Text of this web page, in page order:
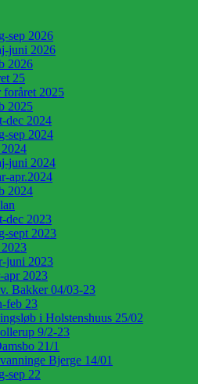
sep 2026
juni 2026
2026
25
2025
2025
dec 2024
sep 2024
juni 2024
apr.2024
2024
dec 2023
sept 2023
juni 2023
2023
Bakker 04/03-23
feb 23
i Holstenshuus 25/02
9/2-23
21/1
Bjerge 14/01
sep 22